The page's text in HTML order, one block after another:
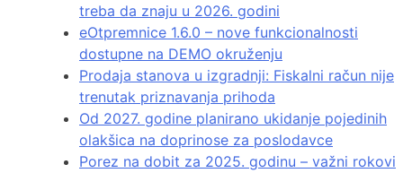
treba da znaju u 2026. godini
eOtpremnice 1.6.0 – nove funkcionalnosti
dostupne na DEMO okruženju
Prodaja stanova u izgradnji: Fiskalni račun nije
trenutak priznavanja prihoda
Od 2027. godine planirano ukidanje pojedinih
olakšica na doprinose za poslodavce
Porez na dobit za 2025. godinu – važni rokovi